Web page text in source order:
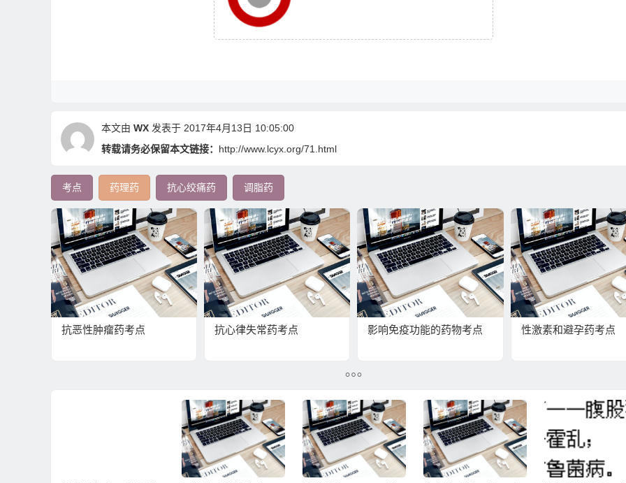
本文由 WX 发表于 2017年4月13日 10:05:00
转载请务必保留本文链接： http://www.lcyx.org/71.html
考点 药理药 抗心绞痛药 调脂药
抗恶性肿瘤药考点 抗心律失常药考点 影响免疫功能的药物考点 性激素和避孕药考点